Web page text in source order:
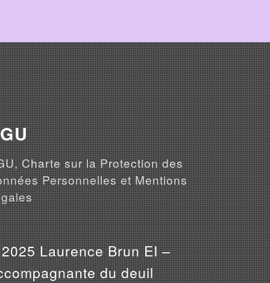
Charte sur la Protection des
Personnelles et Mentions
Laurence Brun EI –
du deuil